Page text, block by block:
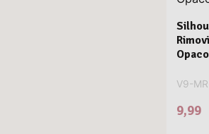
Opaco
V9-
9,99